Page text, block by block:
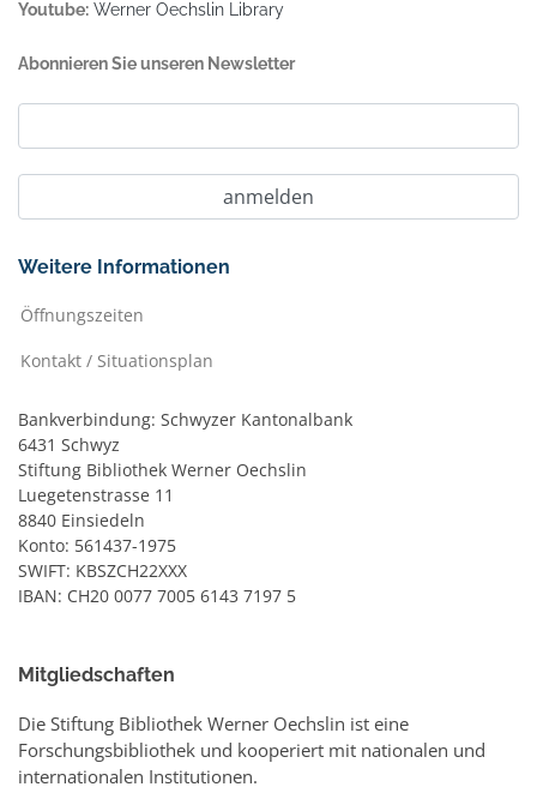
Youtube: Werner Oechslin Library
Abonnieren Sie unseren Newsletter
Weitere Informationen
Öffnungszeiten
Kontakt / Situationsplan
Bankverbindung: Schwyzer Kantonalbank
6431 Schwyz
Stiftung Bibliothek Werner Oechslin
Luegetenstrasse 11
8840 Einsiedeln
Konto: 561437-1975
SWIFT: KBSZCH22XXX
IBAN: CH20 0077 7005 6143 7197 5
Mitgliedschaften
Die Stiftung Bibliothek Werner Oechslin ist eine
Forschungsbibliothek und kooperiert mit nationalen und
internationalen Institutionen.